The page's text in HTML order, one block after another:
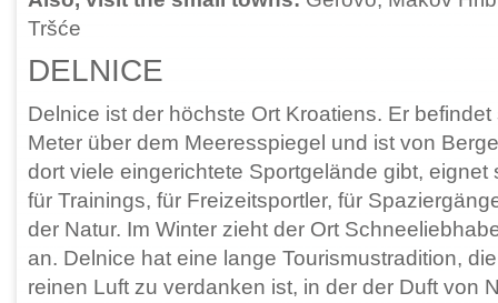
Tršće
DELNICE
Delnice ist der höchste Ort Kroatiens. Er
Meter über dem Meeresspiegel und ist von
dort viele eingerichtete Sportgelände gibt, eignet
für Trainings, für Freizeitsportler, für
der Natur. Im Winter zieht der Ort
an. Delnice hat eine lange Tourismustradition,
reinen Luft zu verdanken ist, in der der Duft von